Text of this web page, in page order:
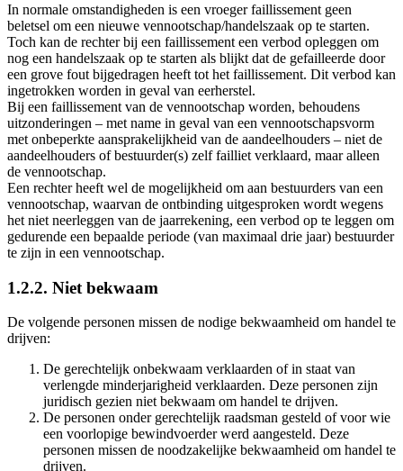
In normale omstandigheden is een vroeger faillissement geen
beletsel om een nieuwe vennootschap/handelszaak op te starten.
Toch kan de rechter bij een faillissement een verbod opleggen om
nog een handelszaak op te starten als blijkt dat de gefailleerde door
een grove fout bijgedragen heeft tot het faillissement. Dit verbod kan
ingetrokken worden in geval van eerherstel.
Bij een faillissement van de vennootschap worden, behoudens
uitzonderingen – met name in geval van een vennootschapsvorm
met onbeperkte aansprakelijkheid van de aandeelhouders – niet de
aandeelhouders of bestuurder(s) zelf failliet verklaard, maar alleen
de vennootschap.
Een rechter heeft wel de mogelijkheid om aan bestuurders van een
vennootschap, waarvan de ontbinding uitgesproken wordt wegens
het niet neerleggen van de jaarrekening, een verbod op te leggen om
gedurende een bepaalde periode (van maximaal drie jaar) bestuurder
te zijn in een vennootschap.
1.2.2. Niet bekwaam
De volgende personen missen de nodige bekwaamheid om handel te
drijven:
De gerechtelijk onbekwaam verklaarden of in staat van
verlengde minderjarigheid verklaarden. Deze personen zijn
juridisch gezien niet bekwaam om handel te drijven.
De personen onder gerechtelijk raadsman gesteld of voor wie
een voorlopige bewindvoerder werd aangesteld. Deze
personen missen de noodzakelijke bekwaamheid om handel te
drijven.